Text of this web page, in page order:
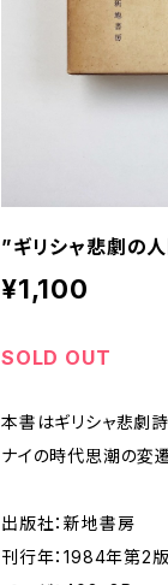
”ギリシャ悲劇の
¥1,100
SOLD OUT
本書はギリシャ悲劇
ナイの時代思潮の変
出版社：新地書房
刊行年：1984年第2版